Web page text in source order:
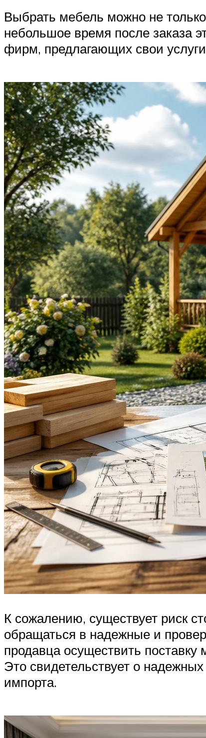
Выбрать мебель можно не
небольшое время после заказа
фирм, предлагающих свои
К сожалению, существует риск
обращаться в надежные и
продавца осуществить
Это свидетельствует о
импорта.